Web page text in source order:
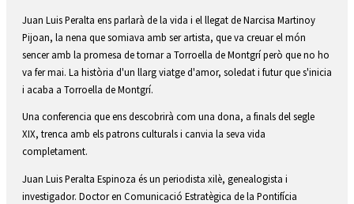
Juan Luis Peralta ens parlarà de la vida i el llegat de Narcisa Martinoy
Pijoan, la nena que somiava amb ser artista, que va creuar el món
sencer amb la promesa de tornar a Torroella de Montgrí però que no ho
va fer mai. La història d'un llarg viatge d'amor, soledat i futur que s'inicia
i acaba a Torroella de Montgrí.
Una conferencia que ens descobrirà com una dona, a finals del segle
XIX, trenca amb els patrons culturals i canvia la seva vida
completament.
Juan Luis Peralta Espinoza és un periodista xilè, genealogista i
investigador. Doctor en Comunicació Estratègica de la Pontifícia